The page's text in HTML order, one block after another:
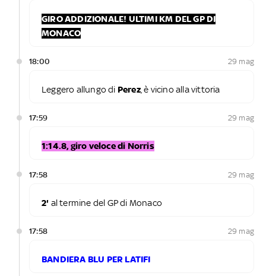
GIRO ADDIZIONALE! ULTIMI KM DEL GP DI
MONACO
18:00 29 mag
Leggero allungo di Perez, è vicino alla vittoria
17:59 29 mag
1:14.8, giro veloce di Norris
17:58 29 mag
2' al termine del GP di Monaco
17:58 29 mag
BANDIERA BLU PER LATIFI